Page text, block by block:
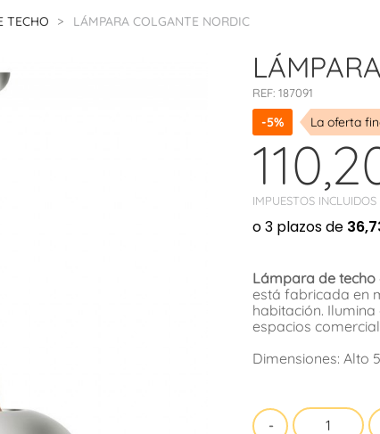
TECHO LÁMPARA COLGANTE NORDIC
REF: 187091
-5% La oferta
IMPUESTOS INCLUIDOS
Lámpara de techo
está fabricada en
habitación.
espacios
Dimensiones: Alto